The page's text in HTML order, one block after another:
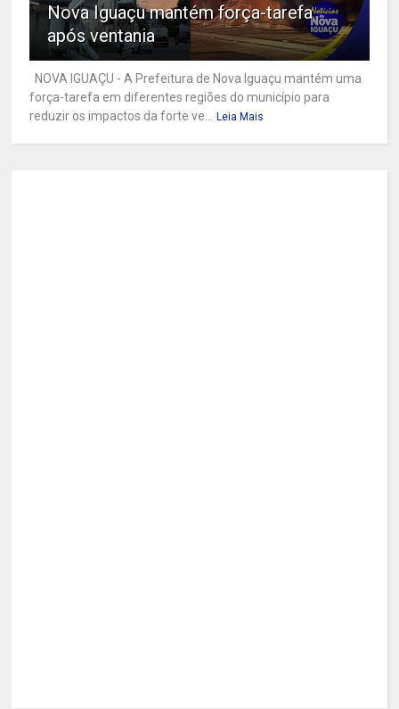
Nova Iguaçu mantém força-tarefa
após ventania
NOVA IGUAÇU - A Prefeitura de Nova Iguaçu mantém uma
força-tarefa em diferentes regiões do município para
reduzir os impactos da forte ve...
Leia Mais